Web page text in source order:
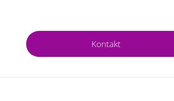
Kontakt